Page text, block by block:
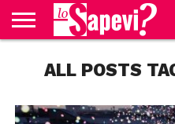
BENESSERE
GOSSIP
PRODOTTI
AMAZON
NEWS
CASA E
CUCINA
ALL POSTS